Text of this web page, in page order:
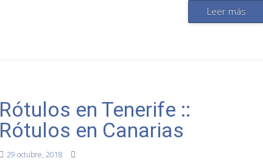
Leer más
Rótulos en Tenerife ::
Rótulos en Canarias
29 octubre, 2018